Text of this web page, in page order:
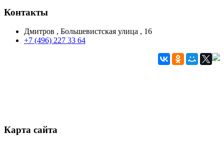
Контакты
Дмитров , Большевистская улица , 16
+7 (496) 227 33 64
Карта сайта